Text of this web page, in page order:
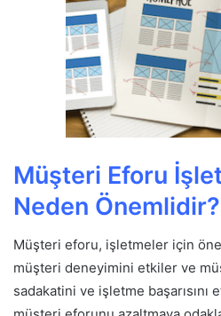
Müşteri Eforu
Neden Önemlidir?
Müşteri eforu, işletmeler için
müşteri deneyimini etkiler ve
sadakatini ve işletme